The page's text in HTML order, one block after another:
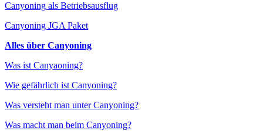
Canyoning als Betriebsausflug
Canyoning JGA Paket
Alles über Canyoning
Was ist Canyaoning?
Wie gefährlich ist Canyoning?
Was versteht man unter Canyoning?
Was macht man beim Canyoning?